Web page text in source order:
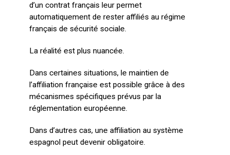
d’un contrat français leur permet
automatiquement de rester affiliés au régime
français de sécurité sociale.
La réalité est plus nuancée.
Dans certaines situations, le maintien de
l’affiliation française est possible grâce à des
mécanismes spécifiques prévus par la
réglementation européenne.
Dans d’autres cas, une affiliation au système
espagnol peut devenir obligatoire.